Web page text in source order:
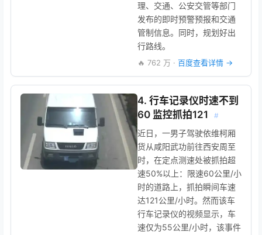
理、交通、公安交管等部门
发布的即时预警预报和交通
管制信息。同时，规划好出
行路线。
🔥 762 万 · 百度查看详情 →
4. 行车记录仪时速不到
60 监控抓拍121
#
近日，一男子驾驶依维柯厢
货从咸阳武功前往西安周至
时，在定点测速处被抓拍超
速50%以上：限速60公里/小
时的道路上，抓拍瞬间车速
达121公里/小时。然而该车
行车记录仪的视频显示，车
速仅为55公里/小时，该事件